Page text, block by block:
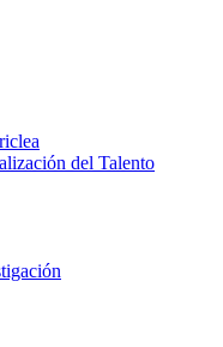
del Talento